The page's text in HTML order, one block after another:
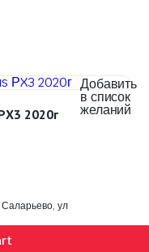
Добавить
в список
желаний
2020г
ул